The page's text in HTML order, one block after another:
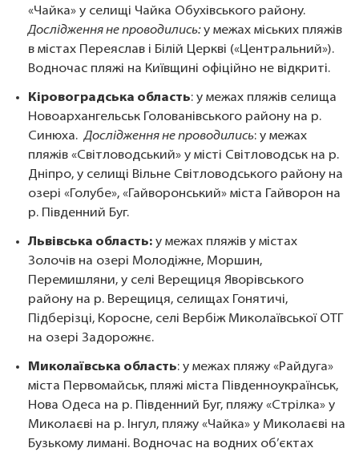
«Чайка» у селищі Чайка Обухівського району.
Дослідження не проводились:у межах міських пляжів
в містах Переяслав і Білій Церкві («Центральний»).
Водночас пляжі на Київщині офіційно не відкриті.
Кіровоградська область: у межах пляжів селища
Новоархангельськ Голованівського району на р.
Синюха.Дослідження не проводились: у межах
пляжів «Світловодський» у місті Світловодськ на р.
Дніпро, у селищі Вільне Світловодського району на
озері «Голубе», «Гайворонський» міста Гайворон на
р. Південний Буг.
Львівська область: у межах пляжів у містах
Золочів на озері Молодіжне, Моршин,
Перемишляни, у селі Верещиця Яворівського
району на р. Верещиця, селищах Гонятичі,
Підберізці, Коросне, селі Вербіж Миколаївської ОТГ
на озері Задорожнє.
Миколаївська область: у межах пляжу «Райдуга»
міста Первомайськ, пляжі міста Південноукраїнськ,
Нова Одеса на р. Південний Буг, пляжу «Стрілка» у
Миколаєві на р. Інгул, пляжу «Чайка» у Миколаєві на
Бузькому лимані. Водночас на водних об’єктах